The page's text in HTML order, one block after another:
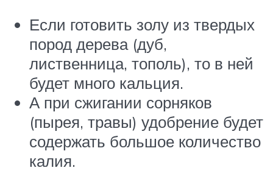
Если готовить золу из твердых
пород дерева (дуб,
лиственница, тополь), то в ней
будет много кальция.
А при сжигании сорняков
(пырея, травы) удобрение будет
содержать большое количество
калия.